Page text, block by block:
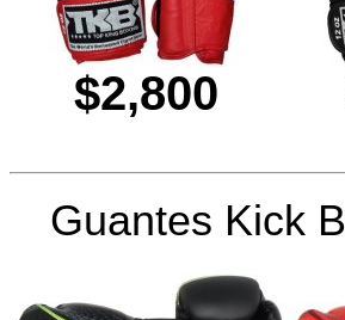
$2,800
Guantes Kick